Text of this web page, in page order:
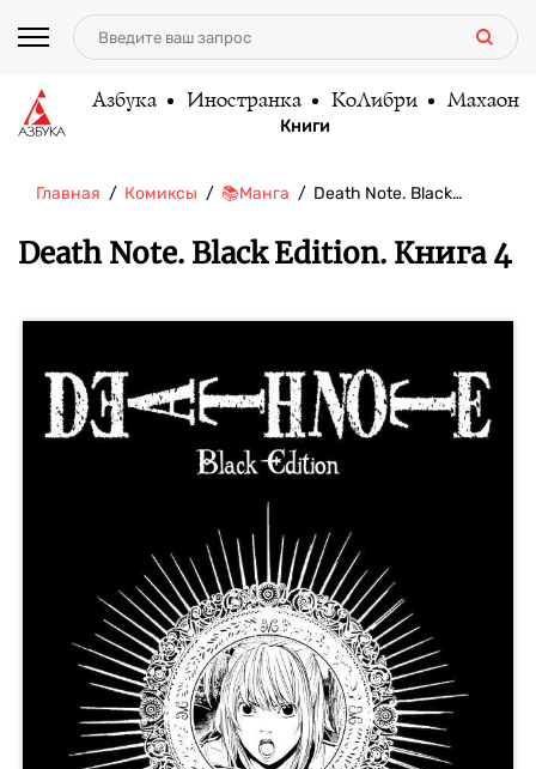
Азбука Иностранка КоЛибри Махаон
Книги
Главная Комиксы 📚Манга Death Note. Black…
Death Note. Black Edition. Книга 4